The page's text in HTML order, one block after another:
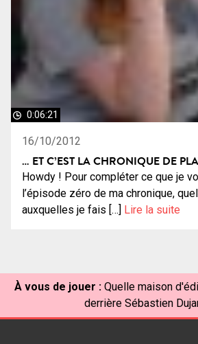
0:06:21
16/10/2012
… ET C’EST LA CHRONIQUE DE
Howdy ! Pour compléter ce que je
l’épisode zéro de ma chronique,
auxquelles je fais […] Lire la suite
À vous de jouer : Quelle maison
derrière Sébastien